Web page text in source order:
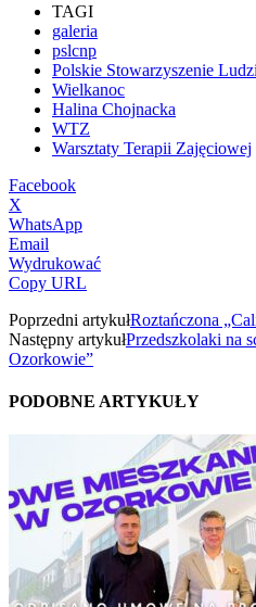
TAGI
galeria
pslcnp
Polskie Stowarzyszenie
Wielkanoc
Halina Chojnacka
WTZ
Warsztaty Terapii Zajęciowej
Facebook
X
WhatsApp
Email
Wydrukować
Copy URL
Poprzedni artykułRoztańczona
Następny artykułPrzedszkolaki na
Ozorkowie”
PODOBNE ARTYKUŁY